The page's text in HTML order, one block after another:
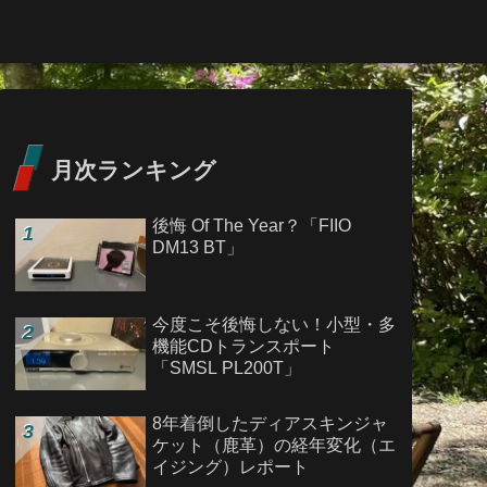
月次ランキング
後悔 Of The Year？「FIIO
DM13 BT」
今度こそ後悔しない！小型・多
機能CDトランスポート
「SMSL PL200T」
8年着倒したディアスキンジャ
ケット（鹿革）の経年変化（エ
イジング）レポート